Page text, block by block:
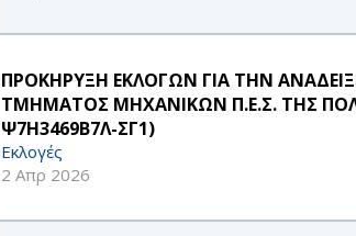
ΠΡΟΚΗΡΥΞΗ ΕΚΛΟΓΩΝ ΓΙΑ ΤΗΝ
ΤΜΗΜΑΤΟΣ ΜΗΧΑΝΙΚΩΝ Π.Ε.Σ. ΤΗΣ
Ψ7Η3469Β7Λ-ΣΓ1)
Εκλογές
2 Απρ 2026